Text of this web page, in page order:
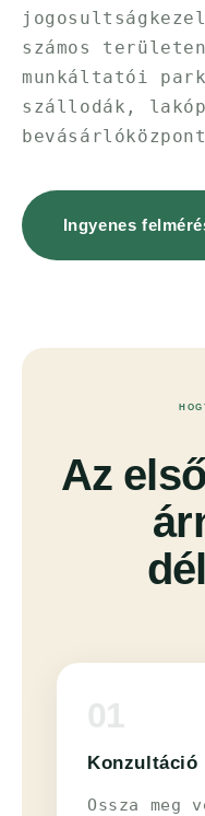
számos
munkáltatói
szállodák,
Ingyenes
Az
01
Konzultáció
Ossza meg